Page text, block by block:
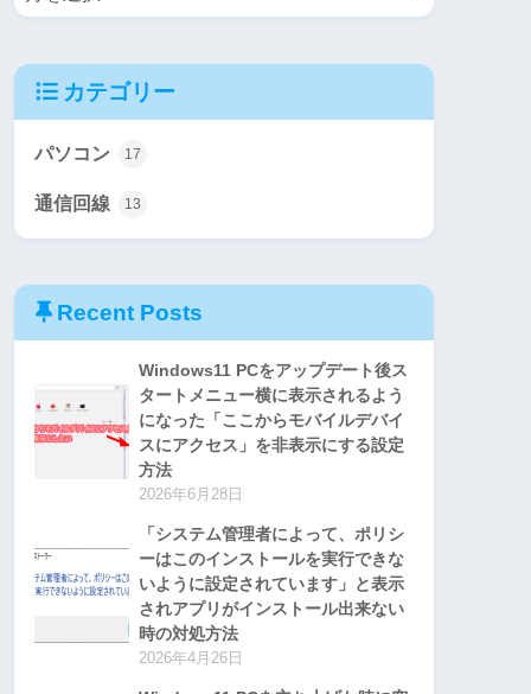
カテゴリー
パソコン 17
通信回線 13
Recent Posts
Windows11 PCをアップデート後ス
タートメニュー横に表示されるよう
になった「ここからモバイルデバイ
スにアクセス」を非表示にする設定
方法
2026年6月28日
「システム管理者によって、ポリシ
ーはこのインストールを実行できな
いように設定されています」と表示
されアプリがインストール出来ない
時の対処方法
2026年4月26日